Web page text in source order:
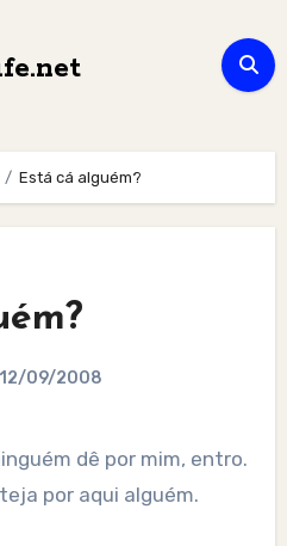
Está cá alguém?
12/09/2008
por aqui alguém.